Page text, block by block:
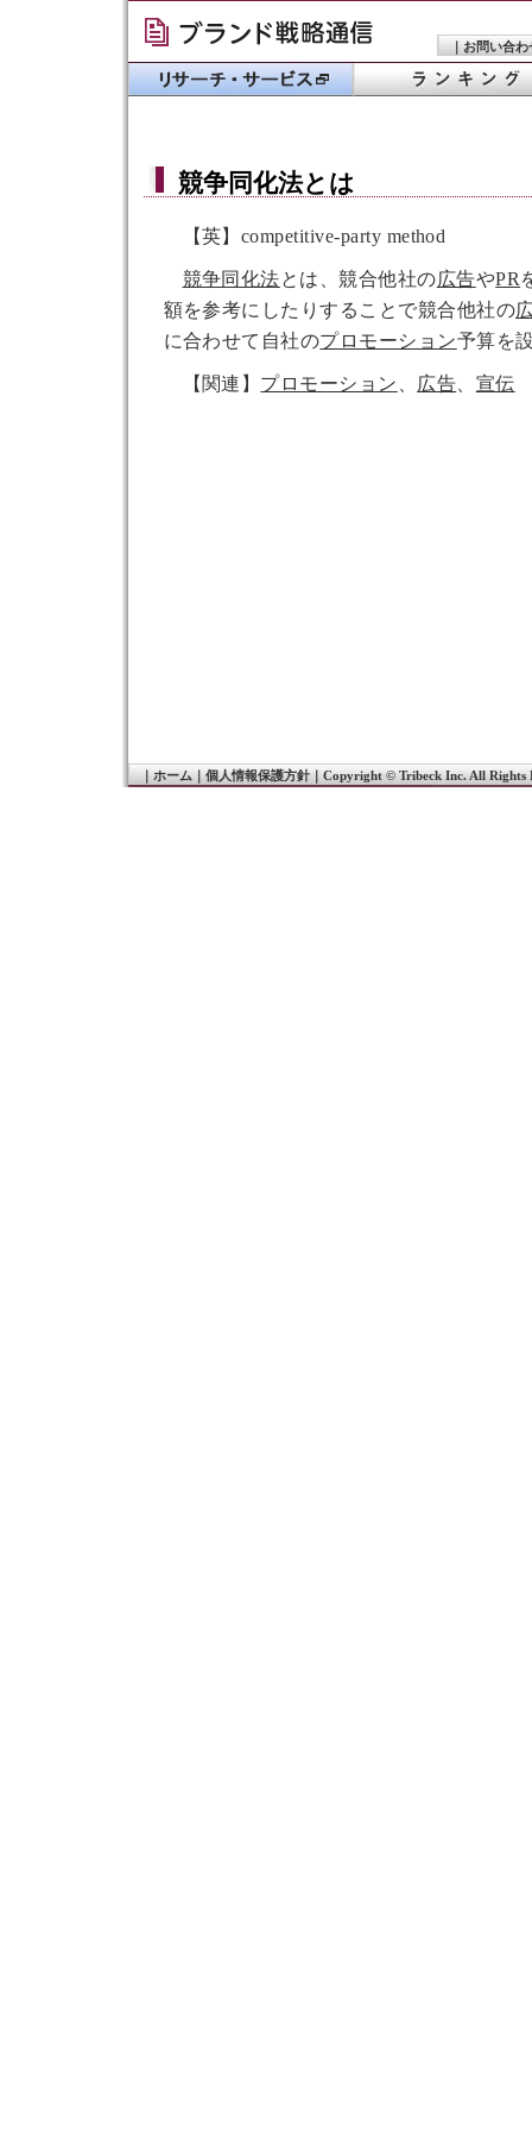
｜ お問い合わ
競争同化法とは
【英】competitive-party method
競争同化法とは、競合他社の広告やPR
額を参考にしたりすることで競合他社の
に合わせて自社のプロモーション予算を
【関連】 プロモーション 広告 宣伝
ホーム｜ 個人情報保護方針｜ Copyright © Tribeck Inc. All Rights